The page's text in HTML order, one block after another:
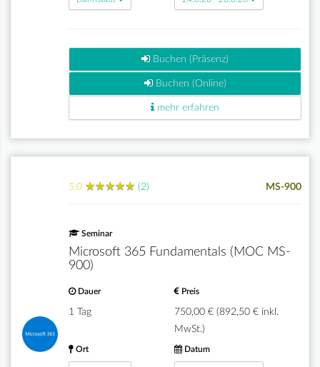
Buchen (Präsenz)
Buchen (Online)
mehr erfahren
5.0 ★★★★★
★★★★★ (2) MS-900
Seminar
Microsoft 365 Fundamentals (MOC MS-
900)
Dauer
1 Tag
Preis
750,00 € (892,50 € inkl.
MwSt.)
Ort Datum